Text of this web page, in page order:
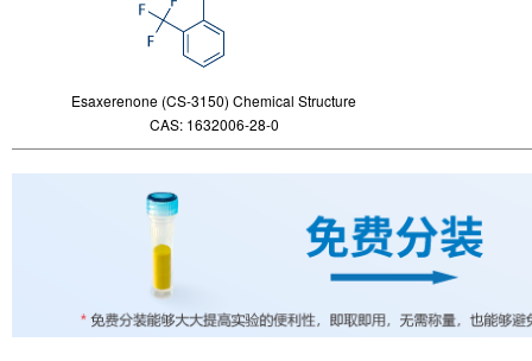
Esaxerenone (CS-3150) Chemical Structure
CAS: 1632006-28-0